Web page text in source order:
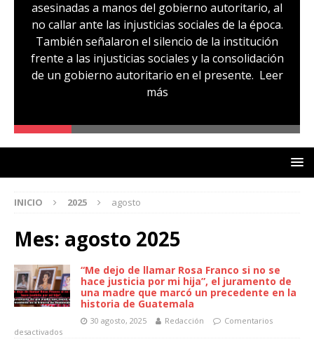
asesinadas a manos del gobierno autoritario, al
no callar ante las injusticias sociales de la época.
También señalaron el silencio de la institución
frente a las injusticias sociales y la consolidación
de un gobierno autoritario en el presente. Leer
más
INICIO 2025 agosto
Mes: agosto 2025
“Me dejo de llamar Rosa Franco si no se
hace justicia por mi hija”, el juramento de
una madre que marcó un precedente en la
historia de Guatemala
30 agosto, 2025 Redacción
Comentarios
desactivados